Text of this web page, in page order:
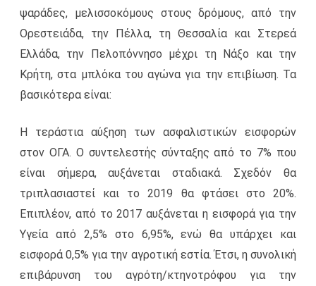
ψαράδες, μελισσοκόμους στους δρόμους, από την
Ορεστειάδα, την Πέλλα, τη Θεσσαλία και Στερεά
Ελλάδα, την Πελοπόννησο μέχρι τη Νάξο και την
Κρήτη, στα μπλόκα του αγώνα για την επιβίωση. Τα
βασικότερα είναι:
Η τεράστια αύξηση των ασφαλιστικών εισφορών
στον ΟΓΑ. Ο συντελεστής σύνταξης από το 7% που
είναι σήμερα, αυξάνεται σταδιακά. Σχεδόν θα
τριπλασιαστεί και το 2019 θα φτάσει στο 20%.
Επιπλέον, από το 2017 αυξάνεται η εισφορά για την
Υγεία από 2,5% στο 6,95%, ενώ θα υπάρχει και
εισφορά 0,5% για την αγροτική εστία. Έτσι, η συνολική
επιβάρυνση του αγρότη/κτηνοτρόφου για την